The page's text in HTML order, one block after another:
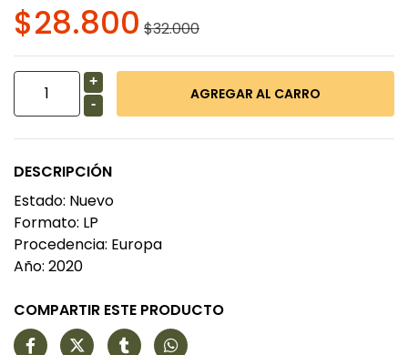
$28.800 $32.000
+
-
DESCRIPCIÓN
Estado: Nuevo
Formato: LP
Procedencia: Europa
Año: 2020
COMPARTIR ESTE PRODUCTO